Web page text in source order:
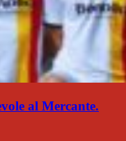
al Mercante.